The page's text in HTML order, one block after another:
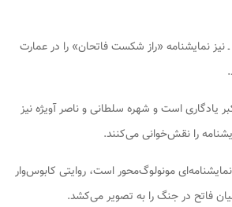
ـ نیز نمایشنامه «راز شکست فاتحان» را در عمارت
یادگاری است و شهره سلطانی و ناصر آویژه نیز
را نقش‌خوانی می‌کنند.
مونولوگ‌محور است، روایتی کابوس‌وار
فاتح در جنگ را به تصویر می‌کشد.